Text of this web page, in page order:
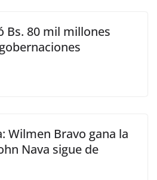
Bs. 80 mil millones
Wilmen Bravo gana la
Nava sigue de